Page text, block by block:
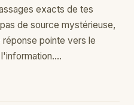
exacts de tes
de source mystérieuse,
pointe vers le